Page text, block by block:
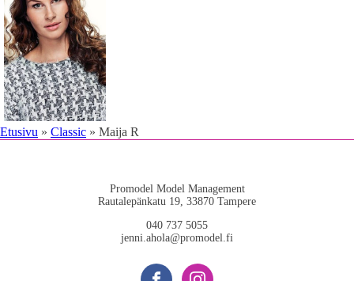
Etusivu » Classic » Maija R
Promodel Model Management
Rautalepänkatu 19, 33870 Tampere
040 737 5055
jenni.ahola@promodel.fi